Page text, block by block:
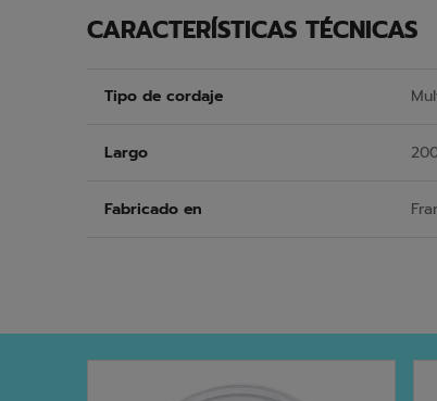
CARACTERÍSTICAS TÉCNICAS
Tipo de cordaje
Largo
Fabricado en